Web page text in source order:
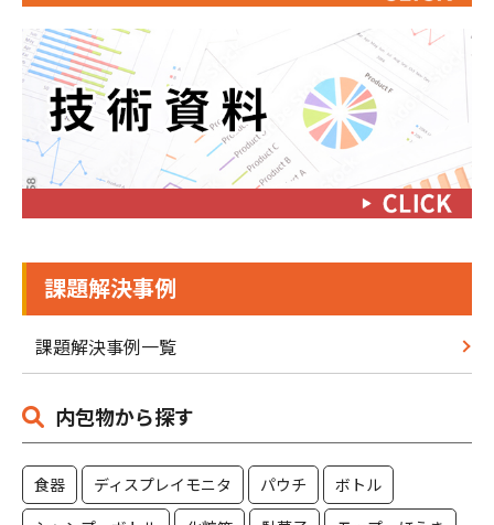
課題解決事例
課題解決事例一覧
内包物から探す
食器 ディスプレイモニタ パウチ
ボトル